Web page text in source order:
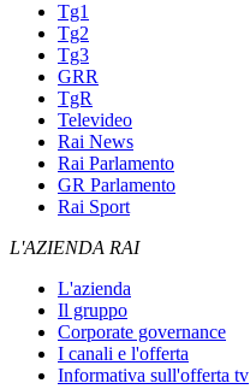
Tg1
Tg2
Tg3
GRR
TgR
Televideo
Rai News
Rai Parlamento
GR Parlamento
Rai Sport
L'AZIENDA RAI
L'azienda
Il gruppo
Corporate governance
I canali e l'offerta
Informativa sull'offerta tv